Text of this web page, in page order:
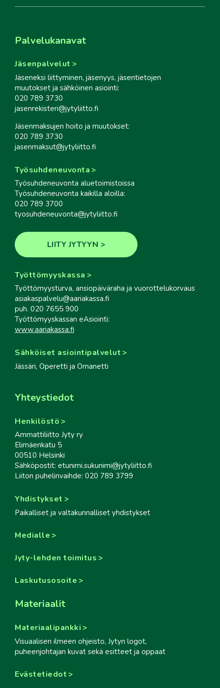
Palvelukanavat
Jäsenpalvelut
Jäseneksi liittyminen, jäsenyys, jäsentietojen
muutokset ja sähköinen asiointi:
020 789 3730
jasenrekisteri@jytyliitto.fi
Jäsenmaksujen hoito ja muutokset:
020 789 3730
jasenmaksut@jytyliitto.fi
Työsuhdeneuvonta
Työsuhdeneuvonta aluetoimistoissa
Työsuhdeneuvonta kaikilla aloilla:
020 789 3700
tyosuhdeneuvonta@jytyliitto.fi
LIITY JYTYYN
Työttömyyskassa
Työttömyysturva, ansiopäiväraha ja vuorottelukorvaus
asiakaspalvelu@aariakassa.fi
puh. 020 7655 900
Työttömyyskassan eAsiointi:
www.aariakassa.fi
Sähköiset asiointipalvelut
Jässäri, Operetti ja Omanetti
Yhteystiedot
Henkilöstö
Ammattiliitto Jyty ry
Elimäenkatu 5
00510 Helsinki
Sähköpostit: etunimi.sukunimi@jytyliitto.fi
Liiton puhelinvaihde: 020 789 3799
Yhdistykset
Paikalliset ja valtakunnalliset yhdistykset
Medialle
Jyty-lehden toimitus
Laskutusosoite
Materiaalit
Materiaalipankki
Visuaalisen ilmeen ohjeisto, Jytyn logot,
puheenjohtajan kuvat sekä esitteet ja oppaat
Evästetiedot